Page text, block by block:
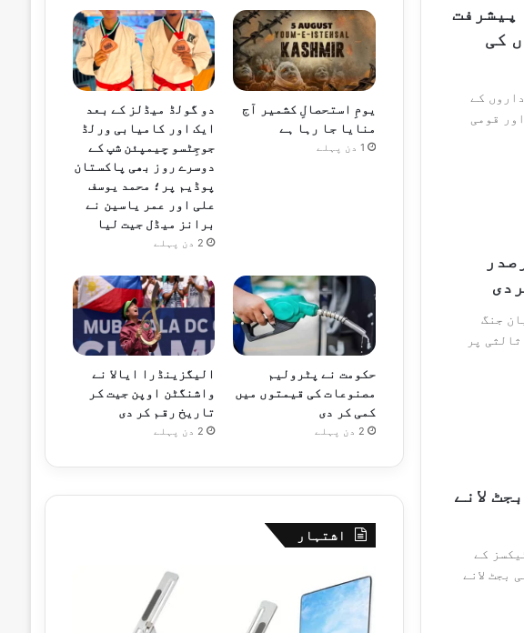
پیشرفت
کی
کے
قومی
جنگ
پر
لانے
کے
بجٹ لانے
یومِ استحصالِ کشمیر آج
منایا جا رہا ہے
1 دن پہلے
دو گولڈ میڈلز کے بعد
ایک اور کامیابی ورلڈ
جوجِٹسو چیمپئن شپ کے
دوسرے روز بھی پاکستان
پوڈیم پر؛ محمد یوسف
علی اور عمر یاسین نے
برانز میڈل جیت لیا
2 دن پہلے
حکومت نے پٹرولیم
مصنوعات کی قیمتوں میں
کمی کر دی
2 دن پہلے
الیگزینڈرا ایالا نے
واشنگٹن اوپن جیت کر
تاریخ رقم کر دی
2 دن پہلے
اشتہار